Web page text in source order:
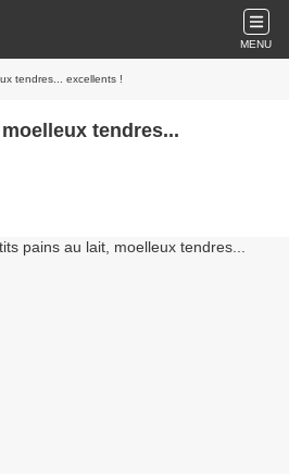
MENU
tendres... excellents !
tendres...